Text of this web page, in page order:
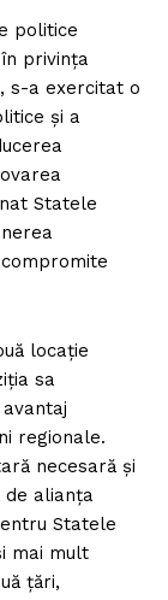
politice
privința
s-a exercitat o
și a
Statele
locație
sa
regionale.
necesară și
alianța
Statele
mai mult
țări,